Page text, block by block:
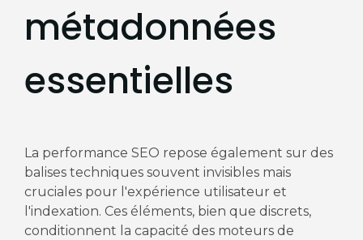
métadonnées
essentielles
La performance SEO repose également sur des
balises techniques souvent invisibles mais
cruciales pour l'expérience utilisateur et
l'indexation. Ces éléments, bien que discrets,
conditionnent la capacité des moteurs de